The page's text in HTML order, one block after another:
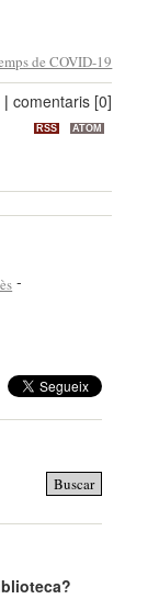
de COVID-19
|comentaris [0]
RSS ATOM
-